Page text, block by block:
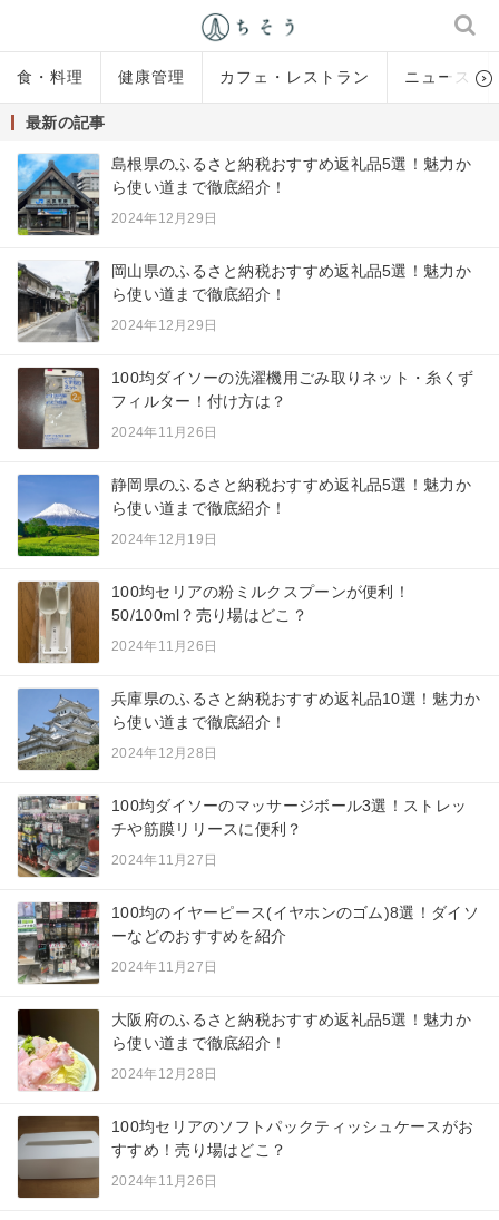
食・料理 健康管理 カフェ・レストラン ニュース
最新の記事
島根県のふるさと納税おすすめ返礼品5選！魅力か
ら使い道まで徹底紹介！
2024年12月29日
岡山県のふるさと納税おすすめ返礼品5選！魅力か
ら使い道まで徹底紹介！
2024年12月29日
100均ダイソーの洗濯機用ごみ取りネット・糸くず
フィルター！付け方は？
2024年11月26日
静岡県のふるさと納税おすすめ返礼品5選！魅力か
ら使い道まで徹底紹介！
2024年12月19日
100均セリアの粉ミルクスプーンが便利！
50/100ml？売り場はどこ？
2024年11月26日
兵庫県のふるさと納税おすすめ返礼品10選！魅力か
ら使い道まで徹底紹介！
2024年12月28日
100均ダイソーのマッサージボール3選！ストレッ
チや筋膜リリースに便利？
2024年11月27日
100均のイヤーピース(イヤホンのゴム)8選！ダイソ
ーなどのおすすめを紹介
2024年11月27日
大阪府のふるさと納税おすすめ返礼品5選！魅力か
ら使い道まで徹底紹介！
2024年12月28日
100均セリアのソフトパックティッシュケースがお
すすめ！売り場はどこ？
2024年11月26日